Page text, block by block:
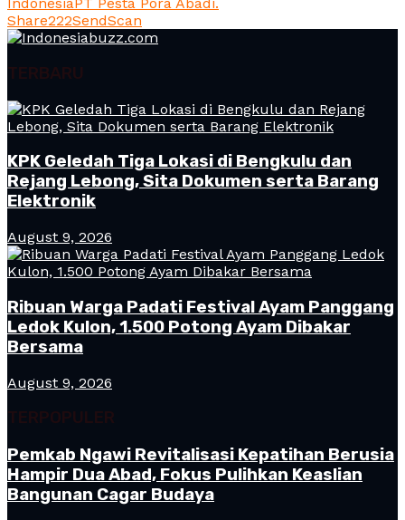
Share222SendScan
TERBARU
KPK Geledah Tiga Lokasi di Bengkulu dan
Rejang Lebong, Sita Dokumen serta Barang
Elektronik
August 9, 2026
Ribuan Warga Padati Festival Ayam Panggang
Ledok Kulon, 1.500 Potong Ayam Dibakar
Bersama
August 9, 2026
TERPOPULER
Pemkab Ngawi Revitalisasi Kepatihan Berusia
Hampir Dua Abad, Fokus Pulihkan Keaslian
Bangunan Cagar Budaya